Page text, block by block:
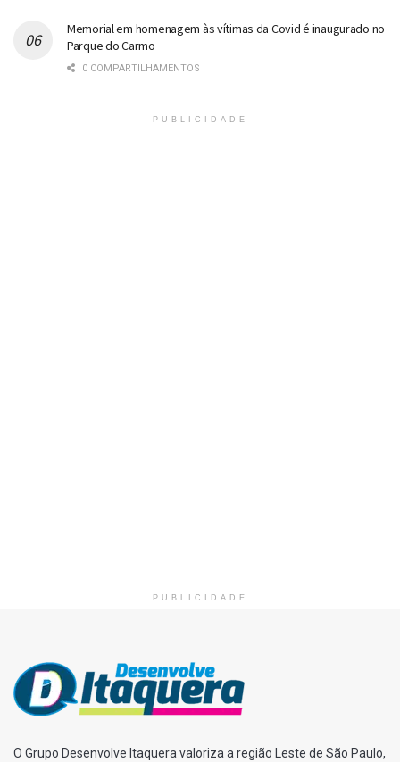
Memorial em homenagem às vítimas da Covid é inaugurado no
Parque do Carmo
0 COMPARTILHAMENTOS
PUBLICIDADE
PUBLICIDADE
O Grupo Desenvolve Itaquera valoriza a região Leste de São Paulo,